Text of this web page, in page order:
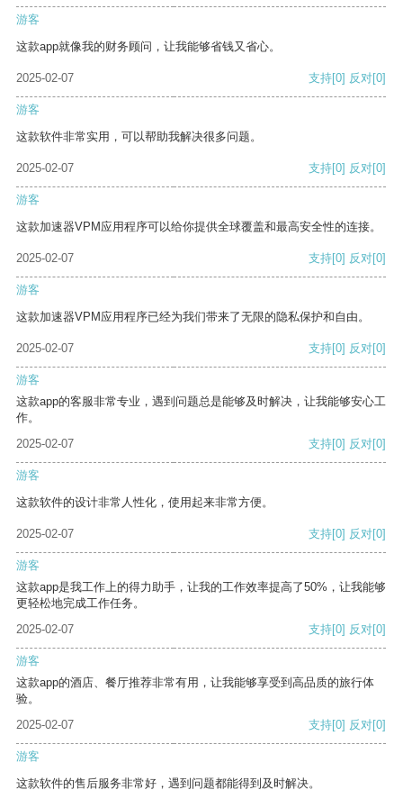
游客
这款app就像我的财务顾问，让我能够省钱又省心。
2025-02-07 支持[0] 反对[0]
游客
这款软件非常实用，可以帮助我解决很多问题。
2025-02-07 支持[0] 反对[0]
游客
这款加速器VPM应用程序可以给你提供全球覆盖和最高安全性的连接。
2025-02-07 支持[0] 反对[0]
游客
这款加速器VPM应用程序已经为我们带来了无限的隐私保护和自由。
2025-02-07 支持[0] 反对[0]
游客
这款app的客服非常专业，遇到问题总是能够及时解决，让我能够安心工
作。
2025-02-07
支持[0] 反对[0]
游客
这款软件的设计非常人性化，使用起来非常方便。
2025-02-07 支持[0] 反对[0]
游客
这款app是我工作上的得力助手，让我的工作效率提高了50%，让我能够
更轻松地完成工作任务。
2025-02-07
支持[0] 反对[0]
游客
这款app的酒店、餐厅推荐非常有用，让我能够享受到高品质的旅行体
验。
2025-02-07
支持[0] 反对[0]
游客
这款软件的售后服务非常好，遇到问题都能得到及时解决。